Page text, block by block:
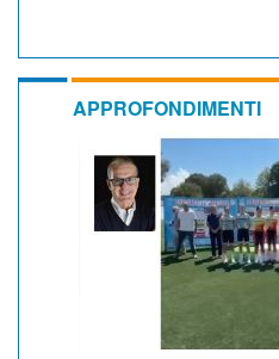
APPROFONDIMENTI